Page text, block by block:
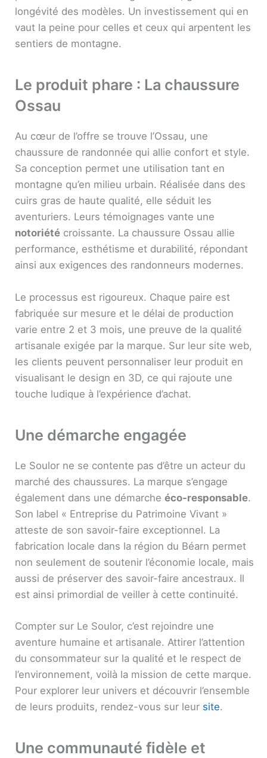
longévité des modèles. Un investissement qui en
vaut la peine pour celles et ceux qui arpentent les
sentiers de montagne.
Le produit phare : La chaussure
Ossau
Au cœur de l’offre se trouve l’Ossau, une
chaussure de randonnée qui allie confort et style.
Sa conception permet une utilisation tant en
montagne qu’en milieu urbain. Réalisée dans des
cuirs gras de haute qualité, elle séduit les
aventuriers. Leurs témoignages vante une
notoriété croissante. La chaussure Ossau allie
performance, esthétisme et durabilité, répondant
ainsi aux exigences des randonneurs modernes.
Le processus est rigoureux. Chaque paire est
fabriquée sur mesure et le délai de production
varie entre 2 et 3 mois, une preuve de la qualité
artisanale exigée par la marque. Sur leur site web,
les clients peuvent personnaliser leur produit en
visualisant le design en 3D, ce qui rajoute une
touche ludique à l’expérience d’achat.
Une démarche engagée
Le Soulor ne se contente pas d’être un acteur du
marché des chaussures. La marque s’engage
également dans une démarche éco-responsable.
Son label « Entreprise du Patrimoine Vivant »
atteste de son savoir-faire exceptionnel. La
fabrication locale dans la région du Béarn permet
non seulement de soutenir l’économie locale, mais
aussi de préserver des savoir-faire ancestraux. Il
est ainsi primordial de veiller à cette continuité.
Compter sur Le Soulor, c’est rejoindre une
aventure humaine et artisanale. Attirer l’attention
du consommateur sur la qualité et le respect de
l’environnement, voilà la mission de cette marque.
Pour explorer leur univers et découvrir l’ensemble
de leurs produits, rendez-vous sur leur site.
Une communauté fidèle et